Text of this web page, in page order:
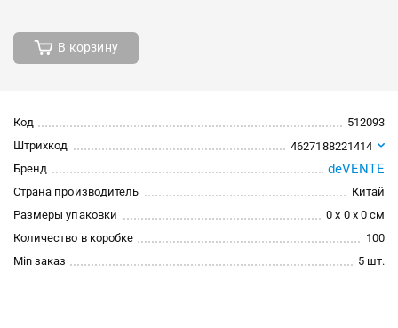
В корзину
Код
512093
Штрихкод
4627188221414
Бренд
deVENTE
Страна производитель
Китай
Размеры упаковки
0 x 0 x 0 см
Количество в коробке
100
Min заказ
5 шт.